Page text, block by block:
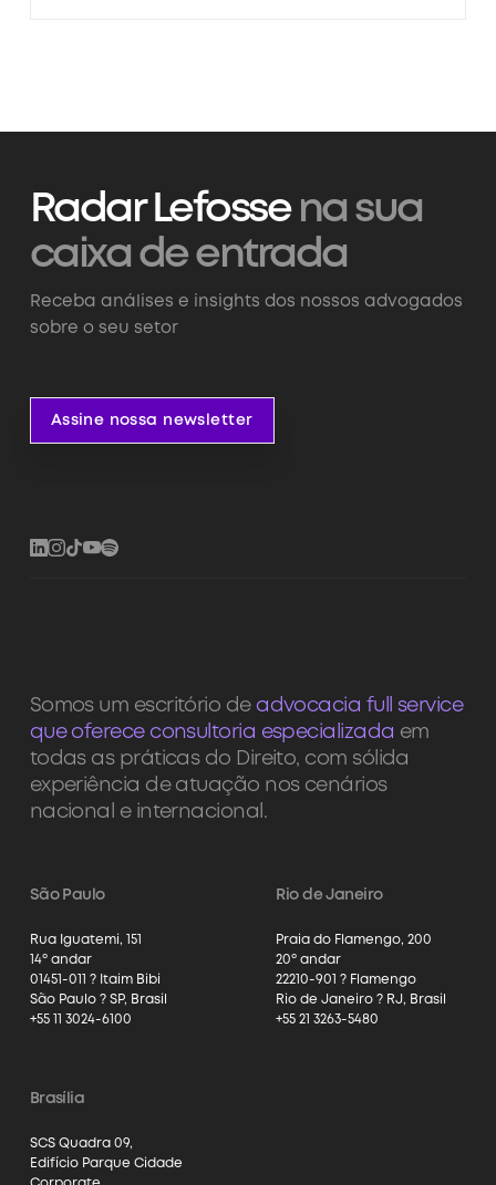
Radar Lefossena sua
caixa de entrada
Receba análises e insights dos nossos advogados
sobre o seu setor
Assine nossa newsletter
Somos um escritório de advocacia full service
que oferece consultoria especializada em
todas as práticas do Direito, com sólida
experiência de atuação nos cenários
nacional e internacional.
São Paulo
Rua Iguatemi, 151
14º andar
01451-011 ? Itaim Bibi
São Paulo ? SP, Brasil
+55 11 3024-6100
Rio de Janeiro
Praia do Flamengo, 200
20º andar
22210-901 ? Flamengo
Rio de Janeiro ? RJ, Brasil
+55 21 3263-5480
Brasília
SCS Quadra 09,
Edifício Parque Cidade